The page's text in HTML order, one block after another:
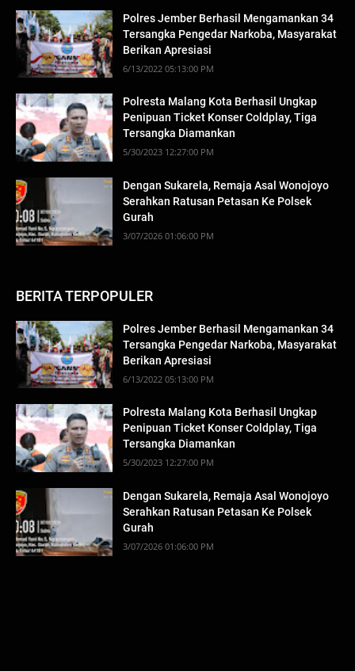
Polres Jember Berhasil Mengamankan 34
Tersangka Pengedar Narkoba, Masyarakat
Berikan Apresiasi
6/13/2022 05:13:00 PM
Polresta Malang Kota Berhasil Ungkap
Penipuan Ticket Konser Coldplay, Tiga
Tersangka Diamankan
5/30/2023 12:27:00 PM
Dengan Sukarela, Remaja Asal Wonojoyo
Serahkan Ratusan Petasan Ke Polsek
Gurah
3/07/2026 01:06:00 PM
BERITA TERPOPULER
Polres Jember Berhasil Mengamankan 34
Tersangka Pengedar Narkoba, Masyarakat
Berikan Apresiasi
6/13/2022 05:13:00 PM
Polresta Malang Kota Berhasil Ungkap
Penipuan Ticket Konser Coldplay, Tiga
Tersangka Diamankan
5/30/2023 12:27:00 PM
Dengan Sukarela, Remaja Asal Wonojoyo
Serahkan Ratusan Petasan Ke Polsek
Gurah
3/07/2026 01:06:00 PM